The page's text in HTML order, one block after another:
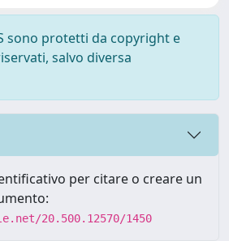
sono protetti da copyright e
salvo diversa
per citare o creare un
20.500.12570/1450